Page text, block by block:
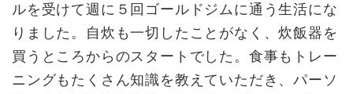
ルを受けて週に５回ゴールドジムに通う生活にな
りました。自炊も一切したことがなく、炊飯器を
買うところからのスタートでした。食事もトレー
ニングもたくさん知識を教えていただき、パーソ